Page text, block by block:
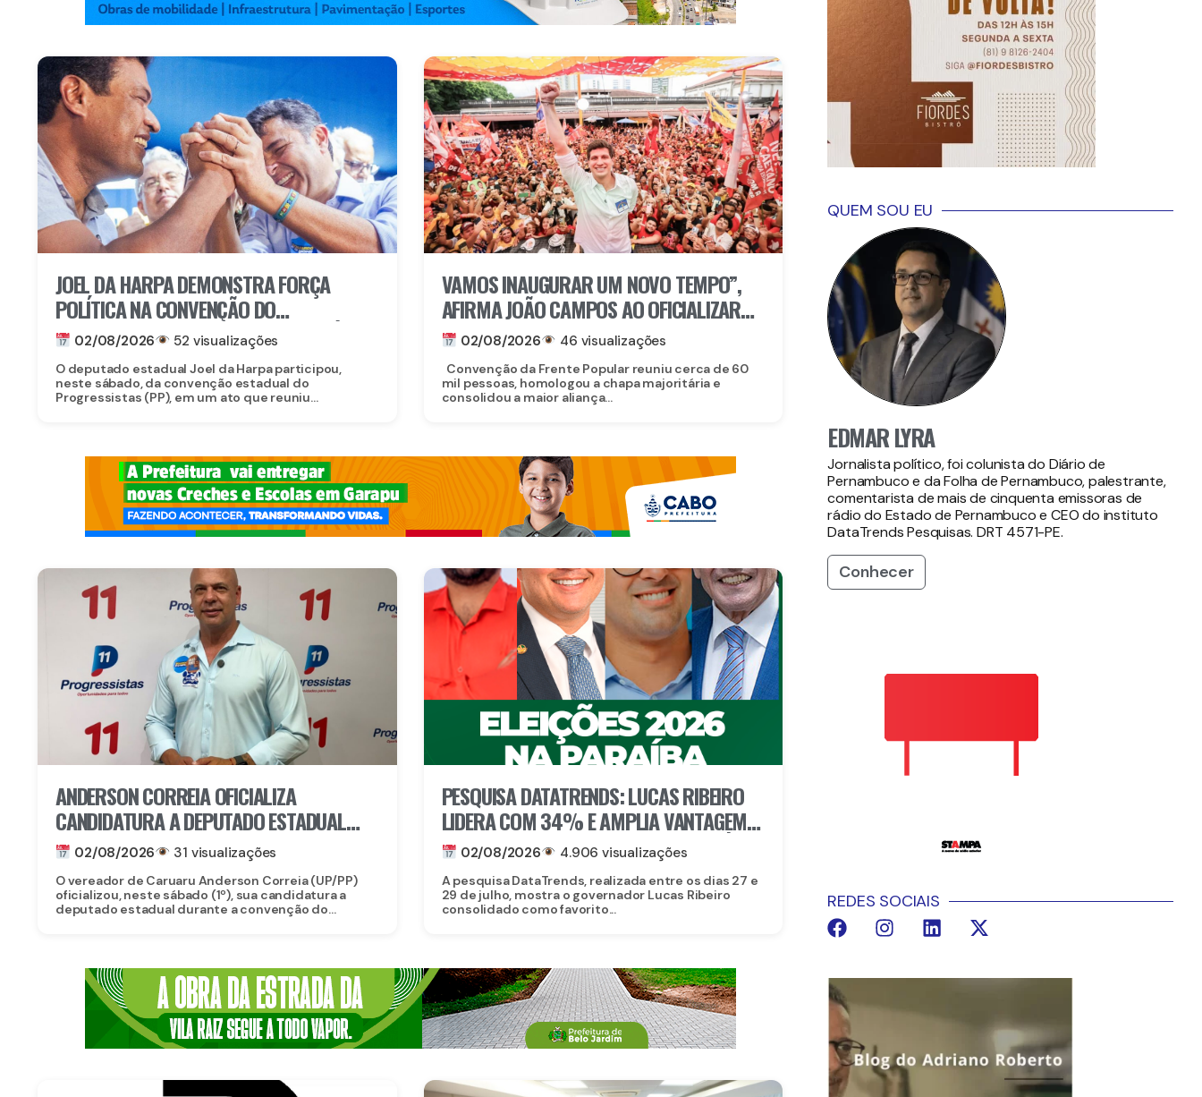
JOEL DA HARPA DEMONSTRA FORÇA
POLÍTICA NA CONVENÇÃO DO
PROGRESSISTAS E REAFIRMA APOIO À
CANDIDATURA DE EDUARDO DA FONTE AO
SENADO
02/08/2026 52 visualizações
O deputado estadual Joel da Harpa participou,
neste sábado, da convenção estadual do
Progressistas (PP), em um ato que reuniu...
VAMOS INAUGURAR UM NOVO TEMPO”,
AFIRMA JOÃO CAMPOS AO OFICIALIZAR
CANDIDATURA
02/08/2026 46 visualizações
Convenção da Frente Popular reuniu cerca de 60
mil pessoas, homologou a chapa majoritária e
consolidou a maior aliança...
ANDERSON CORREIA OFICIALIZA
CANDIDATURA A DEPUTADO ESTADUAL
DURANTE CONVENÇÃO DO
PROGRESSISTAS
02/08/2026 31 visualizações
O vereador de Caruaru Anderson Correia (UP/PP)
oficializou, neste sábado (1º), sua candidatura a
deputado estadual durante a convenção do...
PESQUISA DATATRENDS: LUCAS RIBEIRO
LIDERA COM 34% E AMPLIA VANTAGEM
NA DISPUTA PELO GOVERNO DA PARAÍBA
02/08/2026 4.906 visualizações
A pesquisa DataTrends, realizada entre os dias 27 e
29 de julho, mostra o governador Lucas Ribeiro
consolidado como favorito...
QUEM SOU EU
EDMAR LYRA
Jornalista político, foi colunista do Diário de
Pernambuco e da Folha de Pernambuco, palestrante,
comentarista de mais de cinquenta emissoras de
rádio do Estado de Pernambuco e CEO do instituto
DataTrends Pesquisas. DRT 4571-PE.
Conhecer
REDES SOCIAIS